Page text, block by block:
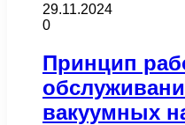
29.11.2024
0
Принцип
вакуумных